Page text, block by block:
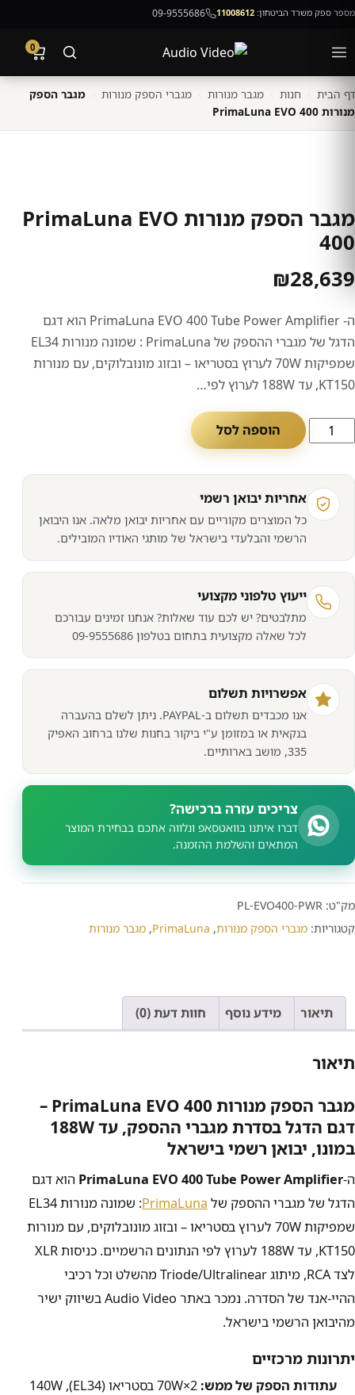
מספר ספק משרד הביטחון: 11008612
09-9555686
0
דף הבית חנות מגבר מנורות מגברי הספק מנורות
מגבר הספק
מנורות PrimaLuna EVO 400
מגבר הספק מנורות PrimaLuna EVO
400
₪28,639
ה- PrimaLuna EVO 400 Tube Power Amplifier הוא דגם
הדגל של מגברי ההספק של PrimaLuna : שמונה מנורות EL34
שמפיקות 70W לערוץ בסטריאו – ובזוג מונובלוקים, עם מנורות
KT150, עד 188W לערוץ לפי…
כמות
של
הספק
מנורות
PrimaLuna
EVO
400
הוספה לסל
אחריות יבואן רשמי
כל המוצרים מקוריים עם אחריות יבואן מלאה. אנו היבואן
הרשמי והבלעדי בישראל של מותגי האודיו המובילים.
ייעוץ טלפוני מקצועי
מתלבטים? יש לכם עוד שאלות? אנחנו זמינים עבורכם
לכל שאלה מקצועית בתחום בטלפון 09-9555686
אפשרויות תשלום
אנו מכבדים תשלום ב-PAYPAL. ניתן לשלם בהעברה
בנקאית או במזומן ע"י ביקור בחנות שלנו ברחוב האפיק
335, מושב בארותיים.
צריכים עזרה ברכישה?
דברו איתנו בוואטסאפ ונלווה אתכם בבחירת המוצר
המתאים והשלמת ההזמנה.
מק"ט: PL-EVO400-PWR
קטגוריות: מגברי הספק מנורות,
PrimaLuna
, מגבר מנורות
תיאור מידע נוסף חוות דעת (0)
תיאור
מגבר הספק מנורות PrimaLuna EVO 400 –
דגם הדגל בסדרת מגברי ההספק, עד188W
במונו, יבואן רשמי בישראל
ה-PrimaLuna EVO 400 Tube Power Amplifier הוא דגם
הדגל של מגברי ההספק של PrimaLuna
: שמונה מנורות EL34
שמפיקות70W לערוץ בסטריאו – ובזוג מונובלוקים, עם מנורות
KT150, עד
188W
לערוץ לפי הנתונים הרשמיים. כניסות XLR
לצד RCA, מיתוג Triode/Ultralinear מהשלט וכל רכיבי
ההיי-אנד של הסדרה. נמכר באתר Audio Video בשיווק ישיר
מהיבואן הרשמי בישראל.
יתרונות מרכזיים
עתודות הספק של ממש: 70W×2בסטריאו (EL34),
140W